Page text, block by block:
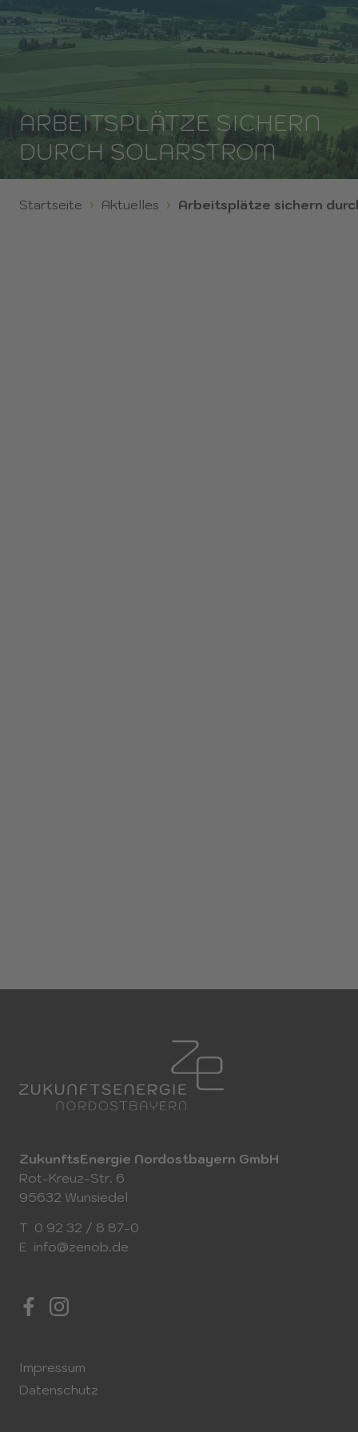
ARBEITSPLÄTZE SICHERN
DURCH SOLARSTROM
Startseite Aktuelles Arbeitsplätze sichern
ZukunftsEnergie Nordostbayern GmbH
Rot-Kreuz-Str. 6
95632 Wunsiedel
T 0 92 32 / 8 87-0
E info@zenob.de
Impressum
Datenschutz